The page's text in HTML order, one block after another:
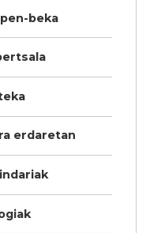
beka
erdaretan